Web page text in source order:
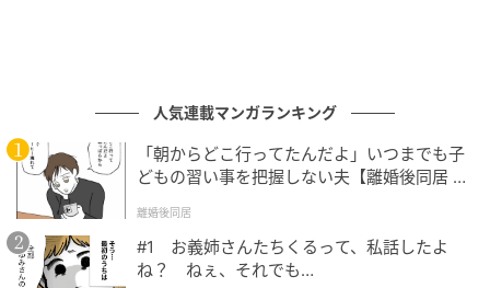
人気連載マンガランキング
「朝からどこ行ってたんだよ」いつまでも子
どもの習い事を把握しない夫【離婚後同居 Vo
離婚後同居
#1 お義姉さんたちくるって、私話したよ
ね？ ねぇ、それでも…